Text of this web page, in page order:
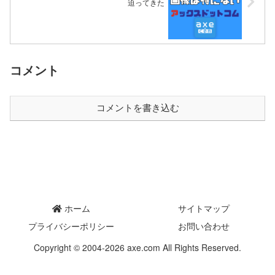
迫ってきた
コメント
コメントを書き込む
ホーム
サイトマップ
プライバシーポリシー
お問い合わせ
Copyright © 2004-2026 axe.com All Rights Reserved.